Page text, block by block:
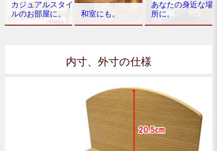
カジュアルスタイ
ルのお部屋に。
和室にも。
あなたの身近な場
所に。
内寸、外寸の仕様